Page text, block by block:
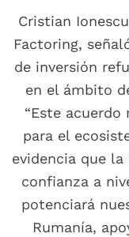
Cristian
Factoring,
de inversión
en el ámbito
“Este
para el
evidencia que
confianza a
potenciará
Rumanía,